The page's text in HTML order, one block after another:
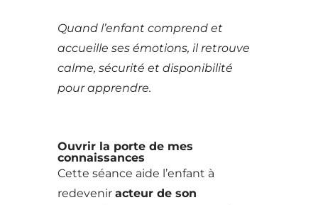
Quand l’enfant comprend et
accueille ses émotions, il retrouve
calme, sécurité et disponibilité
pour apprendre.
Ouvrir la porte de mes
connaissances
Cette séance aide l’enfant à
redevenir acteur de son